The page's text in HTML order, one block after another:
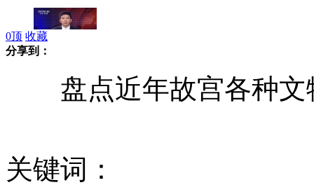
0顶 收藏
分享到：
盘点近年故宫各种文
关键词：